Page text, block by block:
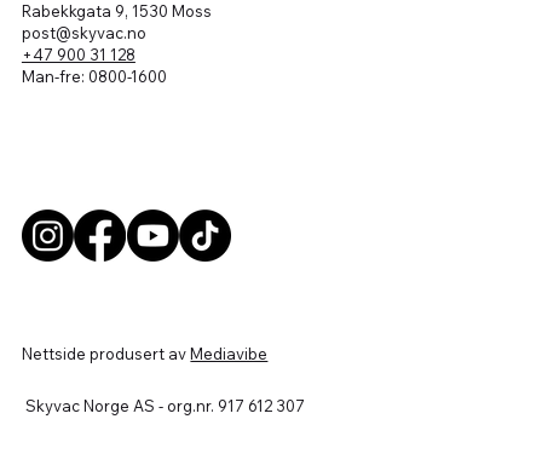
Rabekkgata 9, 1530 Moss
post@skyvac.no
+47 900 31 128
Man-fre: 0800-1600
Nettside produsert avMediavibe
Skyvac Norge AS - org.nr. 917 612 307